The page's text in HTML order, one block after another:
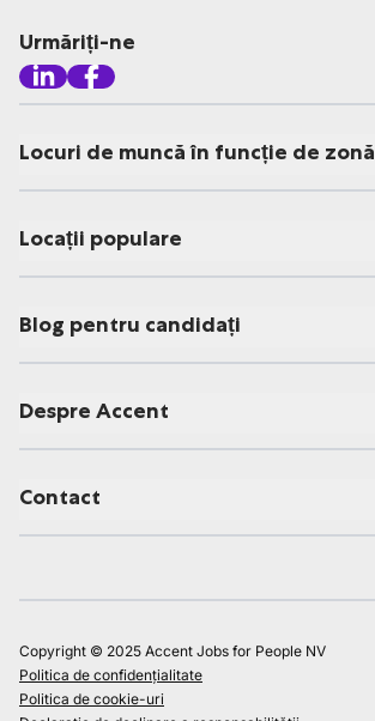
Urmăriți-ne
Locuri de muncă în funcție de zonă
Locații populare
Blog pentru candidați
Despre Accent
Contact
Copyright © 2025 Accent Jobs for People NV
Politica de confidențialitate
Politica de cookie-uri